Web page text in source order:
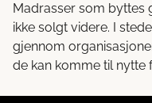
Madrasser som byttes
ikke solgt videre. I
gjennom
de kan komme til nytte